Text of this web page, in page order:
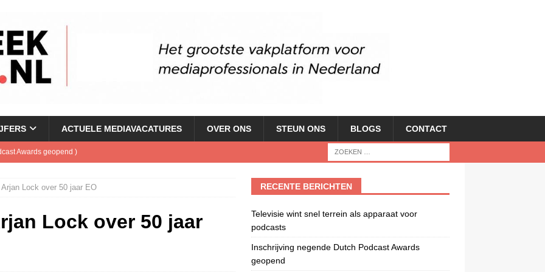
ACTUELE MEDIAVACATURES OVER ONS STEUN ONS BLOGS CONTACT
Awards geopend )
nieuwspodcast van Nederland
Jolene Country Radio
voor podcasts
Lock over 50 jaar EO
Lock over 50 jaar
RECENTE BERICHTEN
Televisie wint snel terrein als apparaat voor
podcasts
Inschrijving negende Dutch Podcast Awards
geopend